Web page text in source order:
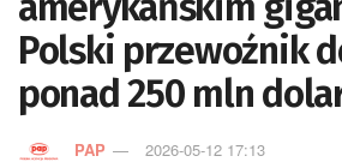
Polski przewoźnik
ponad 250 mln
PAP 2026-05-12 17:13